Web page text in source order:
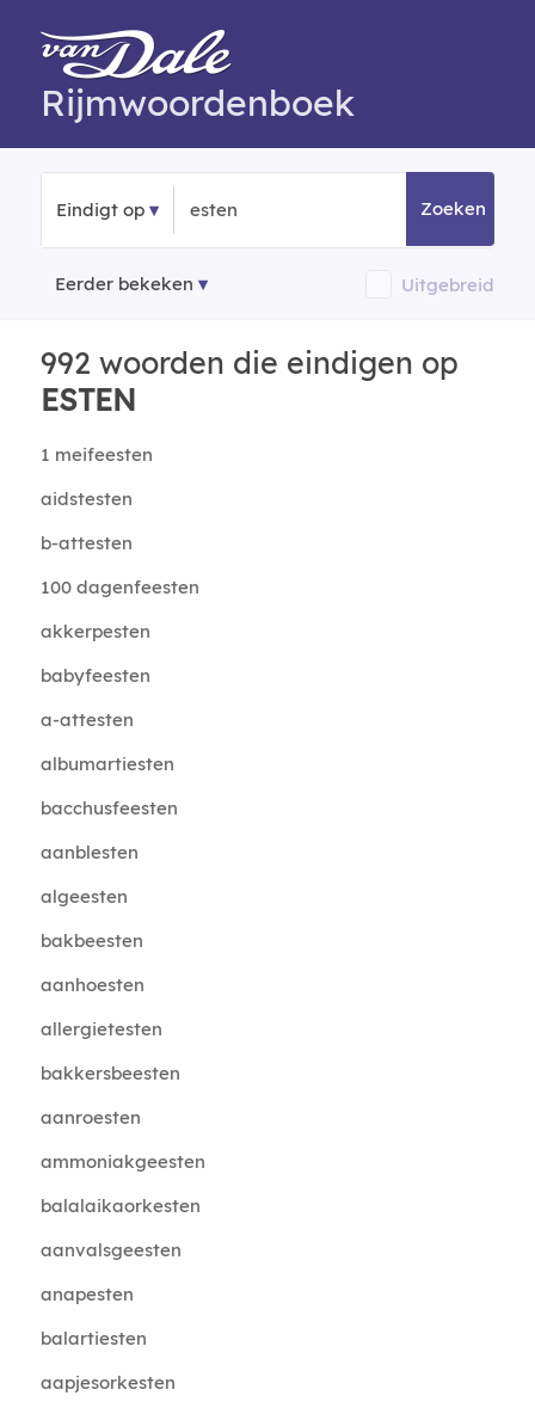
Rijmwoordenboek
Eindigt op Zoeken
Eerder bekeken Uitgebreid
992 woorden die eindigen op
ESTEN
1 meifeesten
aidstesten
b-attesten
100 dagenfeesten
akkerpesten
babyfeesten
a-attesten
albumartiesten
bacchusfeesten
aanblesten
algeesten
bakbeesten
aanhoesten
allergietesten
bakkersbeesten
aanroesten
ammoniakgeesten
balalaikaorkesten
aanvalsgeesten
anapesten
balartiesten
aapjesorkesten